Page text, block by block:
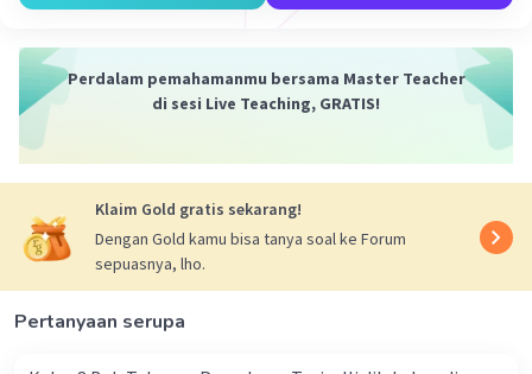
Perdalam pemahamanmu bersama Master Teacher
di sesi Live Teaching, GRATIS!
Klaim Gold gratis sekarang!
Dengan Gold kamu bisa tanya soal ke Forum
sepuasnya, lho.
Pertanyaan serupa